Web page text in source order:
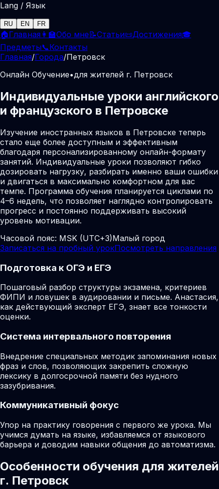
Lang / Язык
RU EN FR
🏠Главная 👩‍🏫Обо мне📝Статьи📜Достижения🎓
Предметы📞Контакты
Главная/Города/Петровск
Онлайн Обучение•для жителей г. Петровск
Индивидуальные уроки английского
и французского в Петровске
Изучение иностранных языков в Петровске теперь
стало еще более доступным и эффективным
благодаря персонализированному онлайн-формату
занятий. Индивидуальные уроки позволяют гибко
дозировать нагрузку, разбирать именно ваши ошибки
и двигаться в максимально комфортном для вас
темпе. Программа обучения планируется циклами по
4–6 недель, что позволяет наглядно контролировать
прогресс и постоянно поддерживать высокий
уровень мотивации.
Часовой пояс: MSK (UTC+3)Малый город
Записаться на пробный урокПосмотреть направления
Подготовка к ОГЭ и ЕГЭ
Пошаговый разбор структуры экзамена, критериев
ФИПИ и ловушек в аудировании и письме. Анастасия,
как действующий эксперт ЕГЭ, знает все тонкости
оценки.
Система интервального повторения
Внедрение специальных методик запоминания новых
фраз и слов, позволяющих закрепить сложную
лексику в долгосрочной памяти без нудного
зазубривания.
Коммуникативный фокус
Упор на практику говорения с первого же урока. Мы
учимся думать на языке, избавляемся от языкового
барьера и доводим навыки общения до автоматизма.
Особенности обучения для жителей
г. Петровск